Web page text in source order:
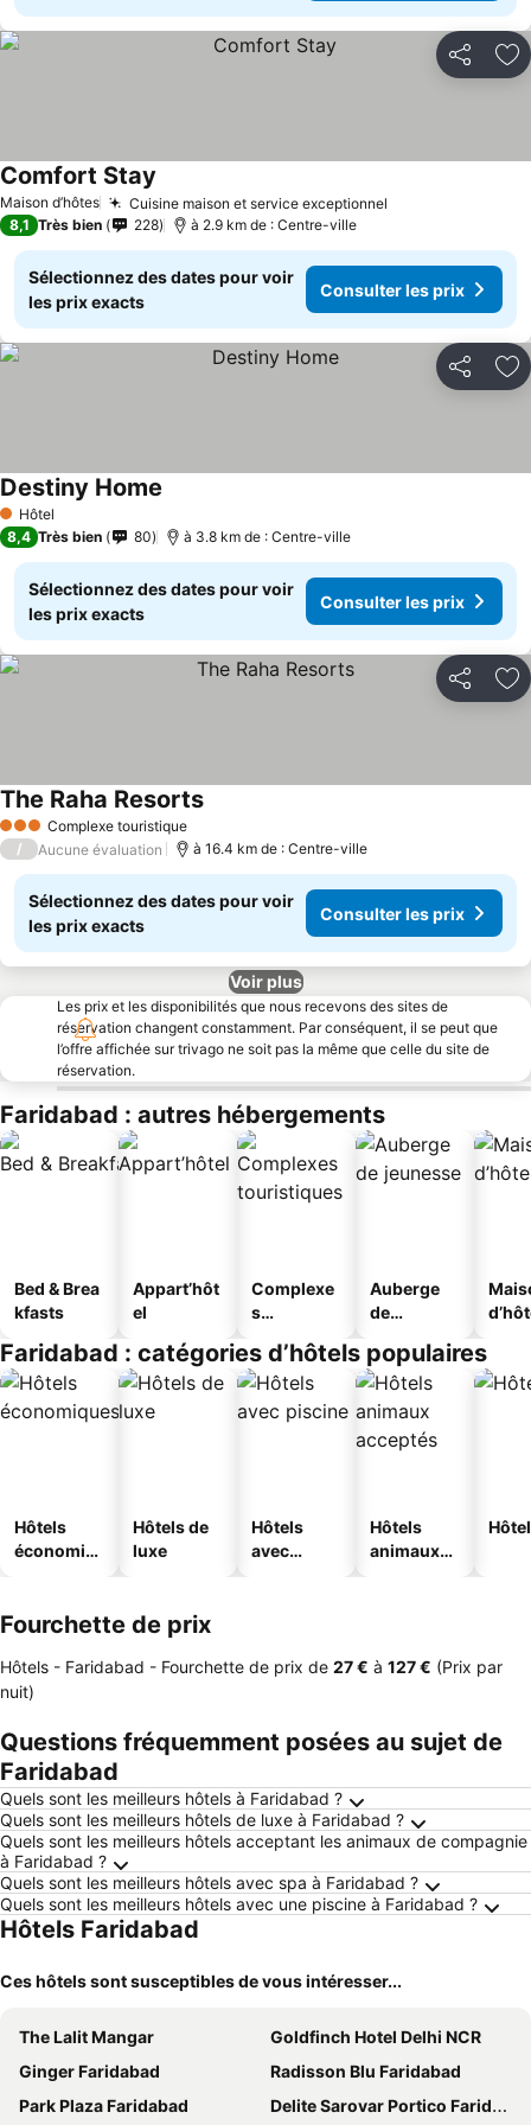
Partager
Maison d’hôtes Cuisine maison et service exceptionnel
Comfort Stay
8,1 Très bien 228 à 2.9 km de : Centre-ville
Sélectionnez des dates pour voir
les prix exacts
Consulter les prix
Partager
1 Étoiles
Hôtel
Destiny Home
8,4 Très bien 80 à 3.8 km de : Centre-ville
Sélectionnez des dates pour voir
les prix exacts
Consulter les prix
Partager
3 ÉtoilesComplexe touristique
The Raha Resorts
/ Aucune évaluation à 16.4 km de : Centre-ville
Sélectionnez des dates pour voir
les prix exacts
Consulter les prix
Voir plus
Les prix et les disponibilités que nous recevons des sites de
réservation changent constamment. Par conséquent, il se peut que
l’offre affichée sur trivago ne soit pas la même que celle du site de
réservation.
Faridabad : autres hébergements
Bed & Brea
kfasts
Appart’hôt
el
Complexe
s
s
Auberge
de
Faridabad : catégories d’hôtels populaires
Hôtels
économiq
Hôtels de
luxe
Hôtels
avec
Hôtels
animaux
Fourchette de prix
Hôtels - Faridabad - Fourchette de prix de ‎27 € à ‎127 € (Prix par
nuit)
Questions fréquemment posées au sujet de
Faridabad
Quels sont les meilleurs hôtels à Faridabad ?
Quels sont les meilleurs hôtels de luxe à Faridabad ?
Quels sont les meilleurs hôtels acceptant les animaux de compagnie
à Faridabad ?
Quels sont les meilleurs hôtels avec spa à Faridabad ?
Quels sont les meilleurs hôtels avec une piscine à Faridabad ?
Hôtels Faridabad
Ces hôtels sont susceptibles de vous intéresser...
The Lalit Mangar
Goldfinch Hotel Delhi NCR
Ginger Faridabad
Radisson Blu Faridabad
Park Plaza Faridabad
Delite Sarovar Portico Faridabad